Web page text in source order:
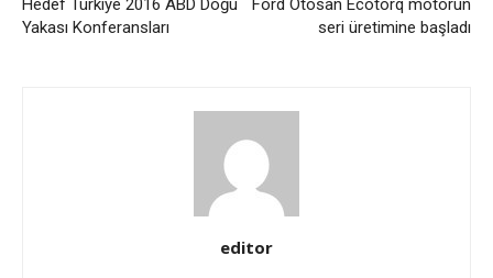
Hedef Türkiye 2016 ABD Doğu
Yakası Konferansları
Ford Otosan Ecotorq motorun
seri üretimine başladı
editor